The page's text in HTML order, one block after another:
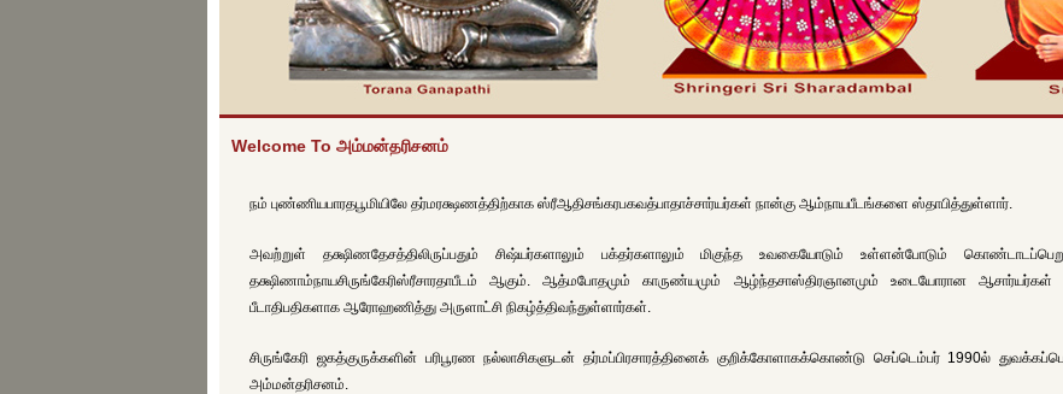
Welcome To அம்மன்தரிசனம்
நம் புண்ணியபாரதபூமியிலே தர்மரக்ஷணத்திற்காக ஸ்ரீஆதிசங்கரபகவத்பாதாச்சார்யர்கள் நான்கு ஆம்நாயபீடங்களை ஸ்தாபித்துள்ளார்.
அவற்றுள் தக்ஷிணதேசத்திலிருப்பதும் சிஷ்யர்களாலும் பக்தர்களாலும் மிகுந்த உவகையோடும் உள்ளன்போடும்
தக்ஷிணாம்நாயசிருங்கேரிஸ்ரீசாரதாபீடம் ஆகும். ஆத்மபோதமும் காருண்யமும் ஆழ்ந்தசாஸ்திரஞானமும் உடையோரான ஆசார்யர்கள்
பீடாதிபதிகளாக ஆரோஹணித்து அருளாட்சி நிகழ்த்திவந்துள்ளார்கள்.
சிருங்கேரி ஜகத்குருக்களின் பரிபூரண நல்லாசிகளுடன் தர்மப்பிரசாரத்தினைக் குறிக்கோளாகக்கொண்டு செப்டெம்பர் 1990ல்
அம்மன்தரிசனம்.